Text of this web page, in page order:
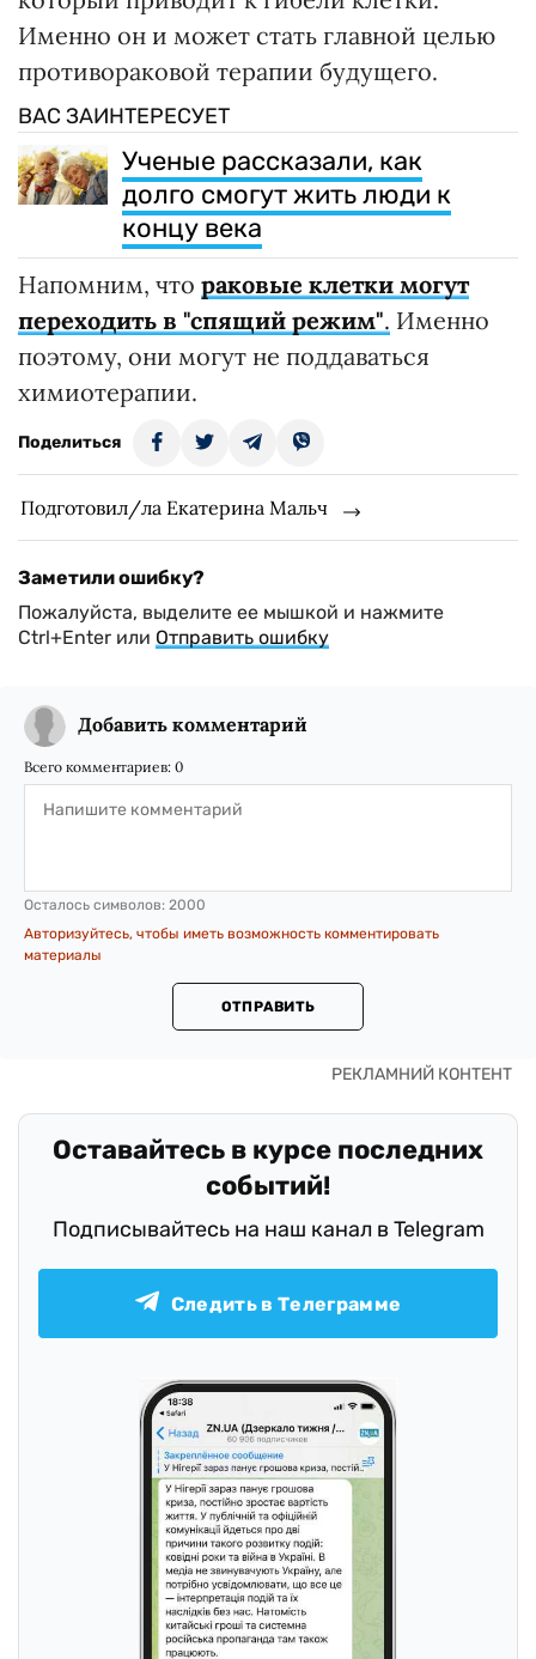
Именно он и может стать главной целью
противораковой терапии будущего.
ВАС ЗАИНТЕРЕСУЕТ
Ученые рассказали, как
долго смогут жить люди к
концу века
Напомним, что раковые клетки могут
переходить в "спящий режим". Именно
поэтому, они могут не поддаваться
химиотерапии.
Поделиться
Подготовил/ла Екатерина Мальч
Заметили ошибку?
Пожалуйста, выделите ее мышкой и нажмите
Ctrl+Enter или Отправить ошибку
Добавить комментарий
Всего комментариев: 0
Осталось символов: 2000
Авторизуйтесь, чтобы иметь возможность комментировать
материалы
ОТПРАВИТЬ
Оставайтесь в курсе последних
событий!
Подписывайтесь на наш канал в Telegram
Следить в Телеграмме